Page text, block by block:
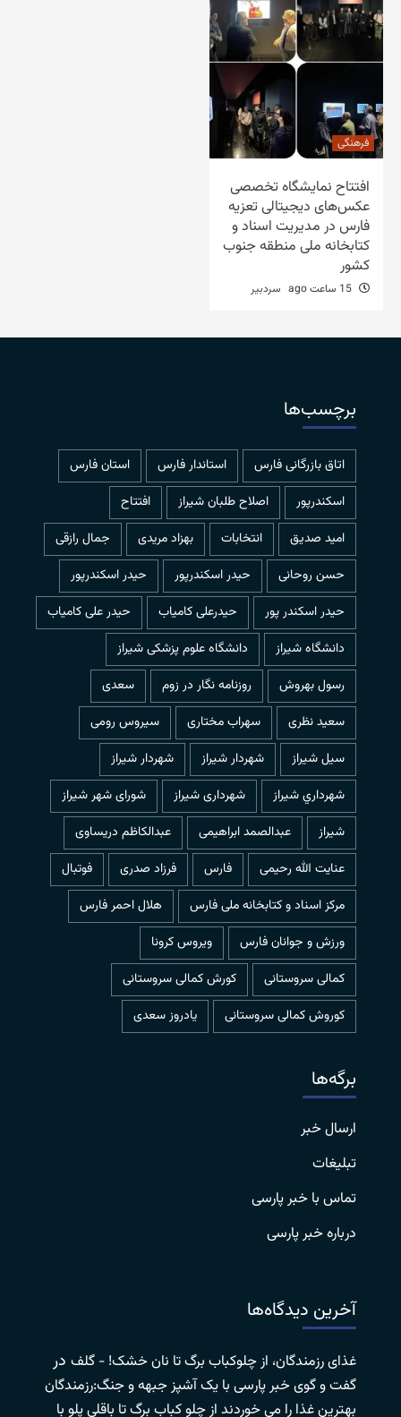
فرهنگی
افتتاح نمایشگاه تخصصی
عکس‌های دیجیتالی تعزیه
فارس در مدیریت اسناد و
کتابخانه ملی منطقه جنوب
کشور
سردبیر
برچسب‌ها
اتاق بازرگانی فارس استاندار فارس
استان فارس
اسکندرپور
اصلاح طلبان شیراز
افتتاح
امید صدیق
انتخابات بهزاد مریدی
جمال رازقی
حسن روحانی
حيدر اسكندرپور
حیدر اسکندرپور
حیدر اسکندر پور
حیدرعلی کامیاب
حیدر علی کامیاب
دانشگاه شیراز
دانشگاه علوم پزشکی شیراز
رسول بهروش
روزنامه نگار در زوم
سعدی
سعید نظری
سهراب مختاری
سیروس رومی
سیل شیراز
شهردار شيراز
شهردار شیراز
شهرداري شيراز
شهرداری شیراز
شورای شهر شیراز
شیراز
عبدالصمد ابراهیمی
عبدالکاظم دریساوی
عنایت الله رحیمی
فارس فرزاد صدری
فوتبال
مرکز اسناد و کتابخانه ملی فارس
هلال احمر فارس
ورزش و جوانان فارس
ویروس کرونا
کمالی سروستانی
کورش کمالی سروستانی
کوروش کمالی سروستانی
یادروز سعدی
برگه‌ها
ارسال خبر
تبلیغات
تماس با خبر پارسی
درباره خبر پارسی
آخرین دیدگاه‌ها
غذای رزمندگان، از چلوکباب برگ تا نان خشک! - گلف در
گفت و گوی خبر پارسی با یک آشپز جبهه و جنگ:رزمندگان
بهترین غذا را می خوردند از چلو کباب برگ تا باقلی پلو با